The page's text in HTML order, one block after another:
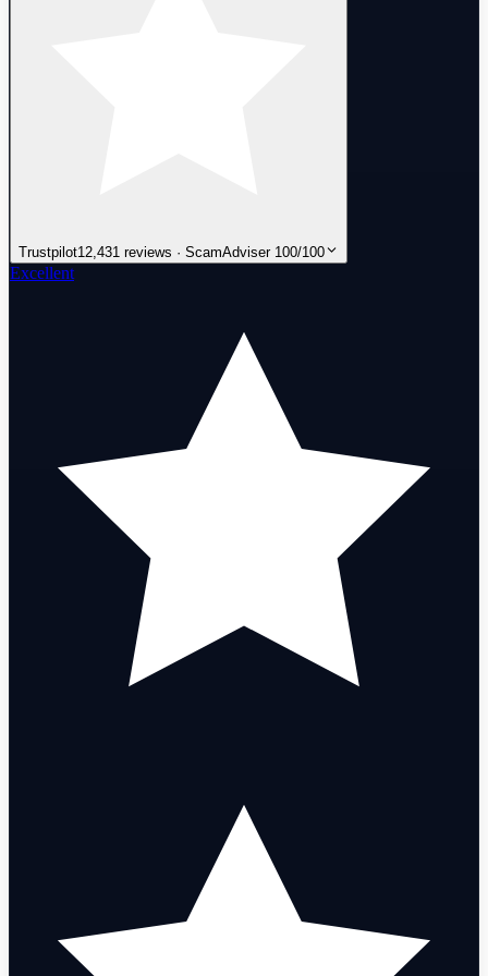
Trustpilot12,431 reviews · ScamAdviser 100/100
Excellent